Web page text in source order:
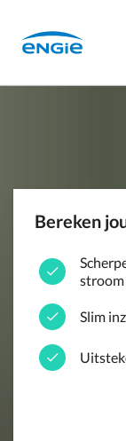
mainZoeken
de
Bereken
stroom
Slim